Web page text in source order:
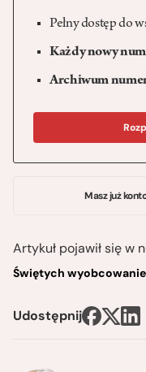
Pełny dostęp do
Każdy nowy
Archiwum
Masz już
Artykuł pojawił się w
Świętych
Udostępnij